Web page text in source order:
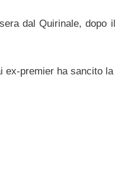
dal Quirinale, dopo
ex-premier ha sancito